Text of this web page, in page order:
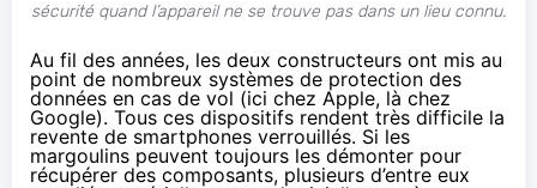
sécurité quand l’appareil ne se trouve pas dans un lieu connu.
Au fil des années, les deux constructeurs ont mis au
point de nombreux systèmes de protection des
données en cas de vol (ici chez Apple, là chez
Google). Tous ces dispositifs rendent très difficile la
revente de smartphones verrouillés. Si les
margoulins peuvent toujours les démonter pour
récupérer des composants, plusieurs d’entre eux